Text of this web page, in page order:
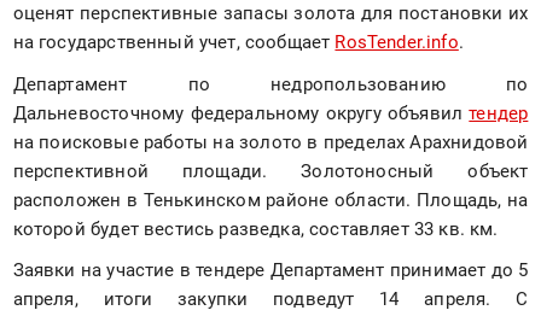
оценят перспективные запасы золота для постановки их
на государственный учет, сообщает RosTender.info.
Департамент по недропользованию по
Дальневосточному федеральному округу объявил тендер
на поисковые работы на золото в пределах Арахнидовой
перспективной площади. Золотоносный объект
расположен в Тенькинском районе области. Площадь, на
которой будет вестись разведка, составляет 33 кв. км.
Заявки на участие в тендере Департамент принимает до 5
апреля, итоги закупки подведут 14 апреля. С